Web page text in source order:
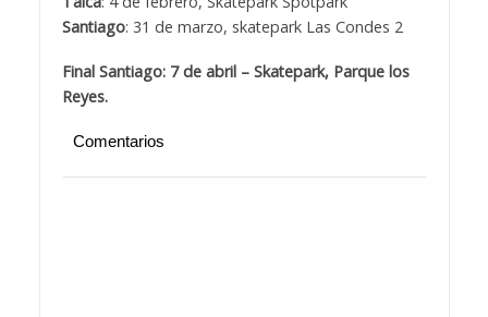
Santiago: 31 de marzo, skatepark Las Condes 2
Final Santiago: 7 de abril – Skatepark, Parque los
Reyes.
Comentarios